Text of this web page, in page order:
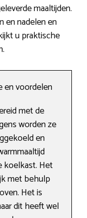
maaltijden.
en nadelen en
u praktische
en voordelen
met de
worden ze
en
koelkast. Het
met behulp
Het is
dit heeft wel